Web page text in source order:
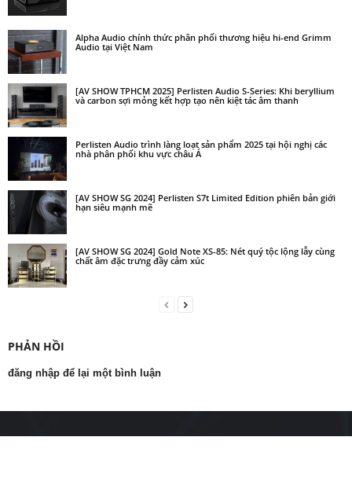
Alpha Audio chính thức phân phối thương hiệu hi-end Grimm
Audio tại Việt Nam
[AV SHOW TPHCM 2025] Perlisten Audio S-Series: Khi beryllium
và carbon sợi mỏng kết hợp tạo nên kiệt tác âm thanh
Perlisten Audio trình làng loạt sản phẩm 2025 tại hội nghị các
nhà phân phối khu vực châu Á
[AV SHOW SG 2024] Perlisten S7t Limited Edition phiên bản giới
hạn siêu mạnh mẽ
[AV SHOW SG 2024] Gold Note XS-85: Nét quý tộc lộng lẫy cùng
chất âm đặc trưng đầy cảm xúc
PHẢN HỒI
đăng nhập để lại một bình luận